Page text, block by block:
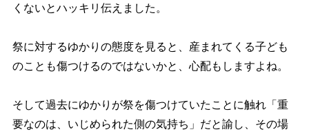
くないとハッキリ伝えました。
祭に対するゆかりの態度を見ると、産まれてくる子ども
のことも傷つけるのではないかと、心配もしますよね。
そして過去にゆかりが祭を傷つけていたことに触れ「重
要なのは、いじめられた側の気持ち」だと諭し、その場